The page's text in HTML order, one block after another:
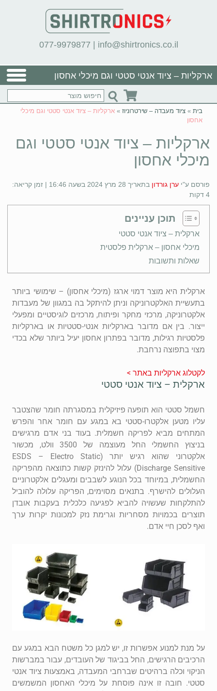
077-9979877 | info@shirtronics.co.il
ארקליות – ציוד אנטי סטטי וגם מיכלי אחסון
בית » ציוד מעבדה – שירטרוניוז » ארקליות – ציוד אנטי סטטי וגם מיכלי
אחסון
ארקליות – ציוד אנטי סטטי וגם
מיכלי אחסון
פורסם ע"י ערן גורדון
בתאריך 28 מרץ 2024 בשעה 16:46 | זמן קריאה:
4 דקות
תוכן עניינים
ארקלית – ציוד אנטי סטטי
מיכלי אחסון – ארקלית פלסטית
שאלות ותשובות
ארקלית היא מוצר דמוי ארגז (מיכלי אחסון) – שימושי ביותר
בתעשיית האלקטרוניקה וניתן להיתקל בה במגוון של מעבדות
אלקטרוניקה, מרכזי מחקר ופיתוח, מרכזים לוגיסטיים ומפעלי
ייצור. בין אם מדובר בארקליות אנטי-סטטיות או בארקליות
פלסטיות רגילות, מדובר בפתרון אחסון יעיל ביותר שלא בכדי
מצוי בתפוצה נרחבת.
לקטלוג ארקליות באתר >
ארקלית – ציוד אנטי סטטי
חשמל סטטי הוא תופעה פיזיקלית במסגרתה חומר שהצטבר
עליו מטען אלקטרו-סטטי בא במגע עם חומר אחר והפרש
המתחים מביא לפריקה חשמלית. בעוד בני אדם מרגישים
בניצוץ החשמלי החל מעוצמה של 3500 וולט, מכשור
אלקטרוני שהוא רגיש יותר (ESDS – Electro Static
Discharge Sensitive) עלול להינזק קשות כתוצאה מהפריקה
החשמלית, במיוחד בכל הנוגע לשבבים ומעגלים אלקטרוניים
העלולים להישרף. בתנאים מסוימים, הפריקה עלולה להוביל
להתלקחות שעשויה להביא לפגיעה כלכלית בעקבות אובדן
תוצרים בכמויות מסחריות וגרימת נזק למכונות יקרות ערך
ואף לסכן חיי אדם.
על מנת למנוע אפשרות זו, יש למגן כל משטח הבא במגע עם
הרכיבים הרגישים, החל בביגוד של העובדים, עבור במברשות
הניקוי וכלה ברהיטים שברחבי המעבדה, באמצעות ציוד אנטי
סטטי. חובה זו אינה פוסחת על מיכלי האחסון המשמשים